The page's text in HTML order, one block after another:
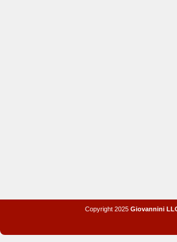
Copyright 2025 Giovannini